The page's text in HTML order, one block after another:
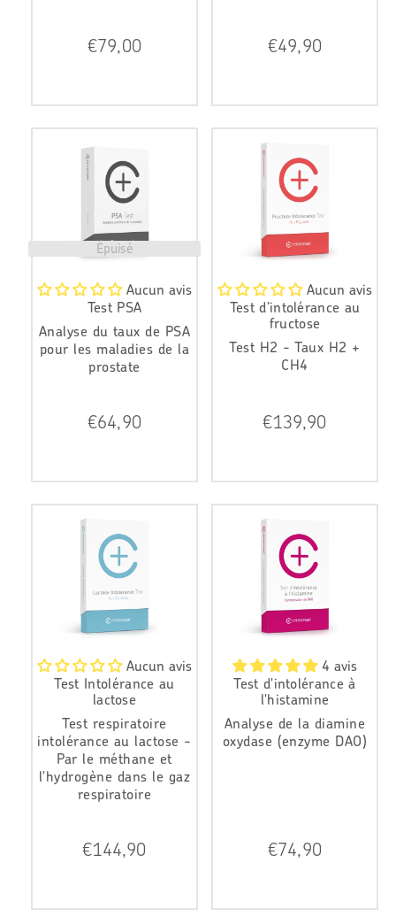
P
r
é
u
l
r
€79,00 P
r
é
r
€49,90
Épuisé
Aucun avis
Test PSA
Analyse du taux de PSA
pour les maladies de la
prostate
P
r
é
r
€64,90
Aucun avis
Test d’intolérance au
fructose
Test H2 - Taux H2 +
CH4
P
r
é
g
u
l
i
e
r
€139,90
Aucun avis
Test Intolérance au
lactose
Test respiratoire
intolérance au lactose -
Par le méthane et
l'hydrogène dans le gaz
respiratoire
P
r
€144,90
4 avis
Test d'intolérance à
l'histamine
Analyse de la diamine
oxydase (enzyme DAO)
P
r
€74,90